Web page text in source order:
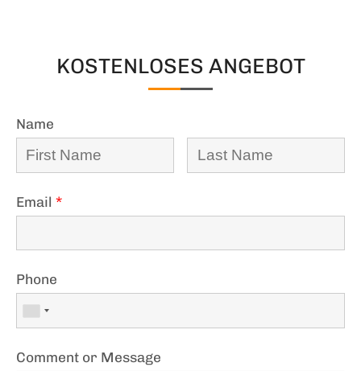
KOSTENLOSES ANGEBOT
Name
Email *
Phone
Comment or Message